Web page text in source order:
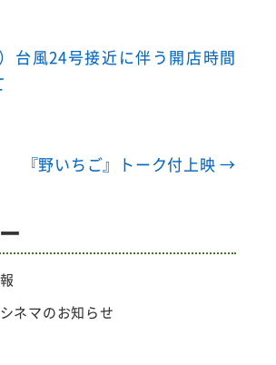
台風24号接近に伴う開店時間
『野いちご』トーク付上映→
ネマのお知らせ